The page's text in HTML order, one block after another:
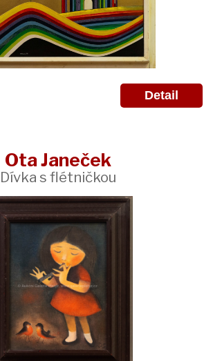
Detail
Ota Janeček
Dívka s flétničkou